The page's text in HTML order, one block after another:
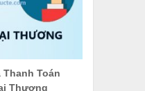
Thanh Toán
Thương